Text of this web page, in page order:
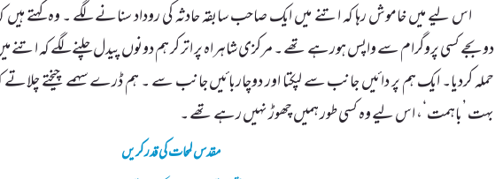
اس لیے میں خاموش رہا کہ اتنے میں ایک صاحب سابقہ حادثہ کی روداد سنانے لگے ۔ وہ کہتے
دوبجے کسی پروگرام سے واپس ہورہے تھے ۔ مرکزی شاہراہ پر اتر کر ہم دونوں پیدل چلنے لگے کہ اتنے
حملہ کردیا۔ ایک ہم پر دائیں جانب سے لپکتا اور دوچاربائیں جانب سے ۔ ہم ڈرے سہمے چیختے
بہت ’باہمت‘، اس لیے وہ کسی طور ہمیں چھوڑ نہیں رہے تھے ۔
مقدس لمحات کی قدر کریں